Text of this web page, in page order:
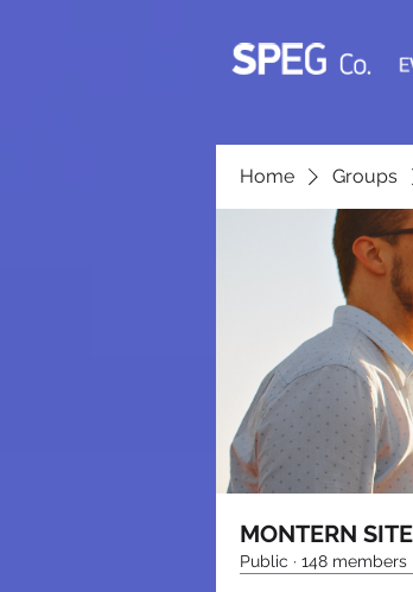
Home Groups
MONTERN
Public · 148 members